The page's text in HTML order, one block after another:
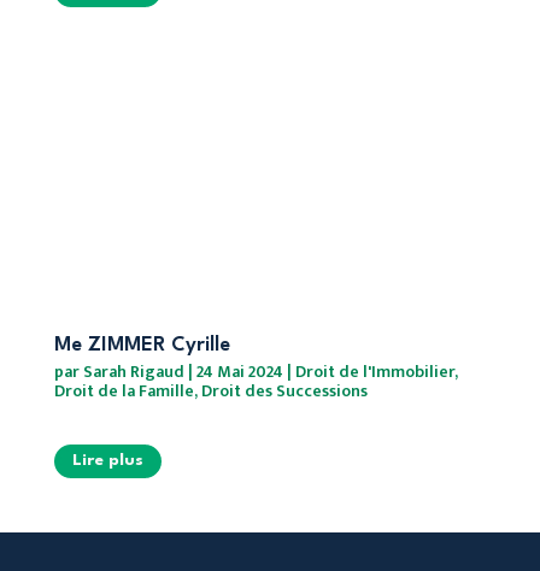
Me ZIMMER Cyrille
parSarah Rigaud |24 Mai 2024 | Droit de l'Immobilier,
Droit de la Famille,Droit des Successions
Lire plus